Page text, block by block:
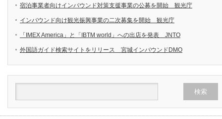
宿泊事業者向けインバウンド対策支援事業の公募を開始 観光庁
インバウンド向け観光振興事業の二次募集を開始 観光庁
「IMEX America」と「IBTM world」への出店を発表 JNTO
外国語ガイド検索サイトをリリース 宮城インバウンドDMO